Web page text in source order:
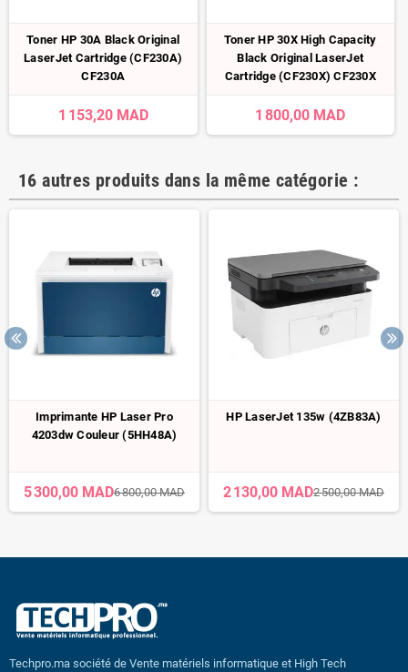
Toner HP 30A Black Original
LaserJet Cartridge (CF230A)
CF230A
1 153,20 MAD
Toner HP 30X High Capacity
Black Original LaserJet
Cartridge (CF230X) CF230X
1 800,00 MAD
16 autres produits dans la même catégorie :
Imprimante HP Laser Pro
4203dw Couleur (5HH48A)
5 300,00 MAD6 800,00 MAD
HP LaserJet 135w (4ZB83A)
2 130,00 MAD2 500,00 MAD
Techpro.ma société de Vente matériels informatique et High Tech